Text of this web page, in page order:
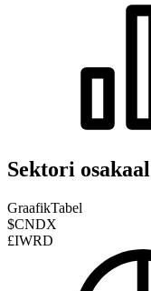
Sektori osakaal
GraafikTabel
$CNDX
£IWRD